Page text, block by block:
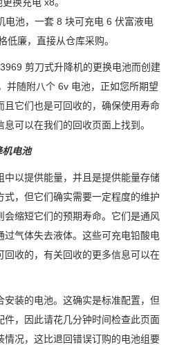
电池，一套 8 块可充电 6 伏富液电
低廉，直接从仓库采购。
剪刀式升降机的更换电池而创建
并随附八个 6v 电池，正如您所期望
且它们也是可回收的，确保使用寿命
可以在我们的回收页面上找到。
电池
中以提供能量，并且是提供能量存储
式，但它们确实需要一定程度的维护
会缩短它们的预期寿命。 它们是通风
气体失去液体。 这些可充电铅酸电
回收的，有关回收的更多信息可以在
装的电池。 这确实是标准配置，但
件，因此请花几分钟时间检查此页面
情况，这比退回错误订购的电池组要